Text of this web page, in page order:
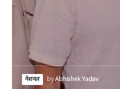
नेशनल byAbhishek Yadav